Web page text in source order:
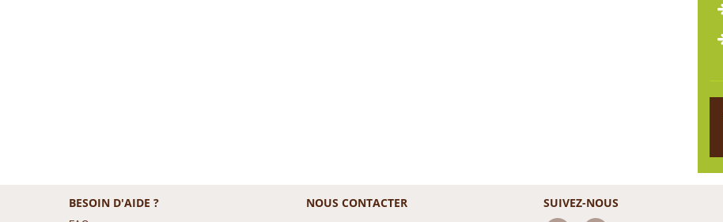
BESOIN D'AIDE ? NOUS CONTACTER SUIVEZ-NOUS